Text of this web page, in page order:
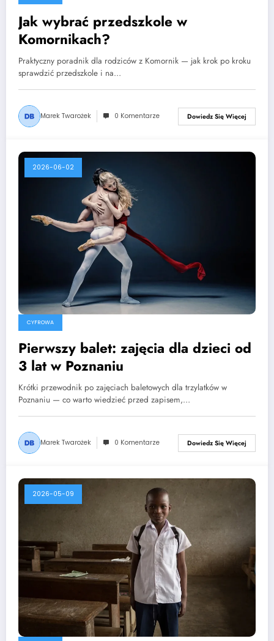
Jak wybrać przedszkole w
Komornikach?
Praktyczny poradnik dla rodziców z Komornik — jak krok po kroku
sprawdzić przedszkole i na…
Marek Twarożek 0 Komentarze Dowiedz Się Więcej
2026-06-02
CYFROWA
Pierwszy balet: zajęcia dla dzieci od
3 lat w Poznaniu
Krótki przewodnik po zajęciach baletowych dla trzylatków w
Poznaniu — co warto wiedzieć przed zapisem,…
Marek Twarożek 0 Komentarze Dowiedz Się Więcej
2026-05-09